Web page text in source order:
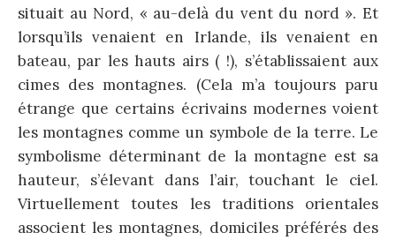
situait au Nord, « au-delà du vent du nord ». Et
lorsqu’ils venaient en Irlande, ils venaient en
bateau, par les hauts airs ( !), s’établissaient aux
cimes des montagnes. (Cela m’a toujours paru
étrange que certains écrivains modernes voient
les montagnes comme un symbole de la terre. Le
symbolisme déterminant de la montagne est sa
hauteur, s’élevant dans l’air, touchant le ciel.
Virtuellement toutes les traditions orientales
associent les montagnes, domiciles préférés des